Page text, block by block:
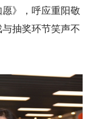
》，呼应重阳敬
抽奖环节笑声不